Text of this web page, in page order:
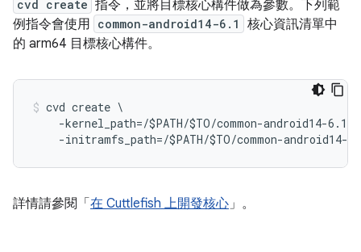
cvd create 指令，並將目標核心構件做為參數。下列範
例指令會使用 common-android14-6.1
核心資訊清單中
的 arm64 目標核心構件。
cvd create \
-kernel_path=/$PATH/$TO/common-android14-6.1/
-initramfs_path=/$PATH/$TO/common-android14-
詳情請參閱「 在 Cuttlefish 上開發核心」。